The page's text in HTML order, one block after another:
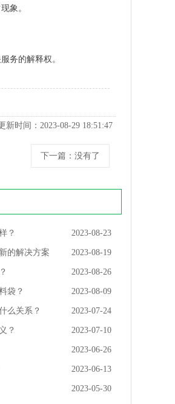
象。
务的解释权。
新时间：2023-08-29 18:51:47
下一篇 ：没有了
2023-08-23
？
2023-08-19
的解决方案
2023-08-26
2023-08-09
袋？
2023-07-24
么关系？
2023-07-10
？
2023-06-26
2023-06-13
2023-05-30